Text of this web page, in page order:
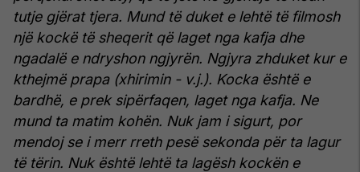
tutje gjërat tjera. Mund të duket e lehtë të filmosh
një kockë të sheqerit që laget nga kafja dhe
ngadalë e ndryshon ngjyrën. Ngjyra zhduket kur e
kthejmë prapa (xhirimin - v.j.). Kocka është e
bardhë, e prek sipërfaqen, laget nga kafja. Ne
mund ta matim kohën. Nuk jam i sigurt, por
mendoj se i merr rreth pesë sekonda për ta lagur
të tërin. Nuk është lehtë ta lagësh kockën e